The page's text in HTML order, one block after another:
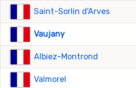
Saint-Sorlin d'Arves
Vaujany
Albiez-Montrond
Valmorel